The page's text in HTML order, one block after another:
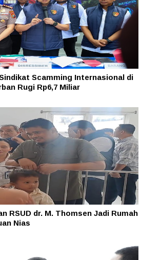
Scamming Internasional di
Rugi Rp6,7 Miliar
RSUD dr. M. Thomsen Jadi Rumah
Nias